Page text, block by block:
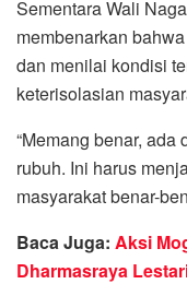
Sementara Wali
membenarkan
dan menilai kondisi
keterisolasian
“Memang benar,
rubuh. Ini harus
masyarakat benar-
Baca Juga: Aksi
Dharmasraya